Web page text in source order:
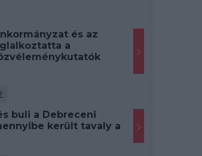
és az
a
buli a Debreceni
került tavaly a